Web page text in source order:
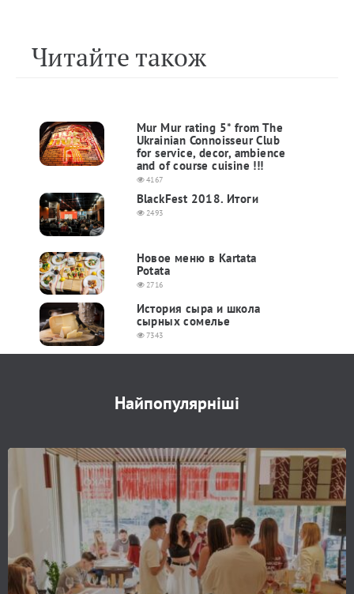
Читайте також
Mur Mur rating 5* from The
Ukrainian Connoisseur Club
for service, decor, ambience
and of course cuisine !!!
4167
BlackFest 2018. Итоги
2493
Новое меню в Kartata
Potata
2716
История сыра и школа
сырных сомелье
7343
Найпопулярніші